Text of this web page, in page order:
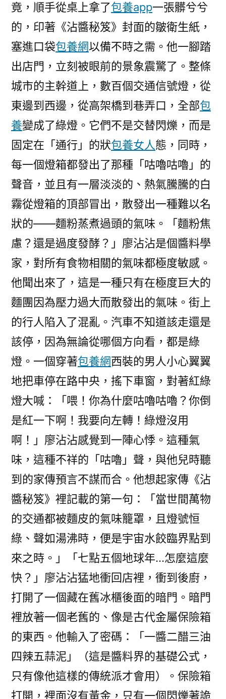
竟，順手從桌上拿了包養app一張髒兮兮
的，印著《沾醬秘笈》封面的皺衛生紙，
塞進口袋包養網以備不時之需。他一腳踏
出店門，立刻被眼前的景象震驚了。整條
城市的主幹道上，數百個交通信號燈，從
東邊到西邊，從高架橋到巷弄口，全部包
養變成了綠燈。它們不是交替閃爍，而是
固定在「通行」的狀包養女人態，同時，
每一個燈箱都發出了那種「咕嚕咕嚕」的
聲音，並且有一層淡淡的、熱氣騰騰的白
霧從燈箱的頂部冒出，散發出一種難以名
狀的——麵粉蒸煮過頭的氣味。「麵粉焦
慮？還是過度發酵？」廖沾沾是個醬料學
家，對所有食物相關的氣味都極度敏感。
他聞出來了，這是一種只有在極度巨大的
麵團因為壓力過大而散發出的氣味。街上
的行人陷入了混亂。汽車不知道該走還是
該停，因為無論從哪個方向看，都是綠
燈。一個穿著包養網西裝的男人小心翼翼
地把車停在路中央，搖下車窗，對著紅綠
燈大喊：「喂！你為什麼咕嚕咕嚕？你倒
是紅一下啊！我要向左轉！綠燈沒用
啊！」廖沾沾感覺到一陣心悸。這種氣
味，這種不祥的「咕嚕」聲，與他兒時聽
到的家傳預言不謀而合。他想起家傳《沾
醬秘笈》裡記載的第一句：「當世間萬物
的交通都被麵皮的氣味籠罩，且燈號恒
綠、聲如湯沸時，便是宇宙水餃臨界點到
來之時。」「七點五個地球年…怎麼這麼
快？」廖沾沾猛地衝回店裡，衝到後廚，
打開了一個藏在舊冰櫃後面的暗門。暗門
裡放著一個老舊的、像是古代金屬保險箱
的東西。他輸入了密碼：「一醬二醋三油
四辣五蒜泥」（這是醬料界的基礎公式，
只有像他這樣的傳統派才會用）。保險箱
打開，裡面沒有黃金，只有一個閃爍著詭